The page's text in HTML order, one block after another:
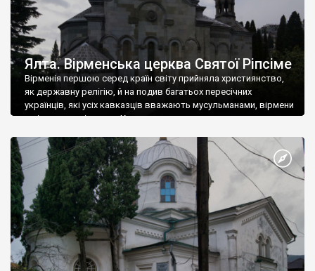
Ялта. Вірменська церква Святої Ріпсіме
Вірменія першою серед країн світу прийняла християнство,
як державну релігію, й на подив багатьох пересічних
українців, які усіх кавказців вважають мусульманами, вірмени
є відданими вірянами Христа